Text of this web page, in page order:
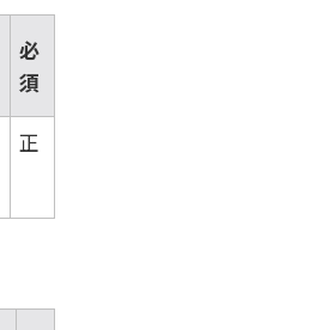
必
須
正